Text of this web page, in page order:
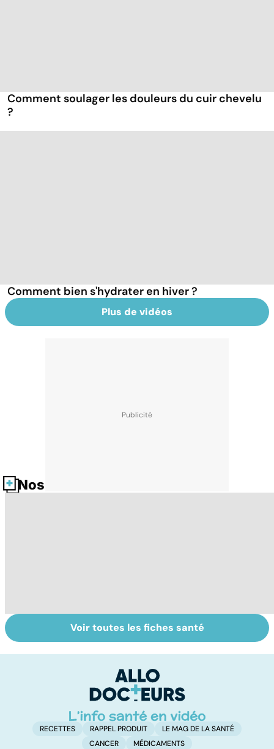
Comment soulager les douleurs du cuir chevelu
?
Comment bien s'hydrater en hiver ?
Plus de vidéos
Nos fiches santé
Pneumothorax :
quand l'air
Qu'est-ce que le
coma ?
Voir toutes les fiches santé
RECETTES RAPPEL PRODUIT
LE MAG DE LA SANTÉ
CANCER
MÉDICAMENTS